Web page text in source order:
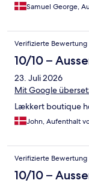
Samuel George,
Verifizierte Bewertung
10/10 –
23. Juli 2026
Mit Google
Lækkert boutique
John, Aufenthalt
Verifizierte Bewertung
10/10 –